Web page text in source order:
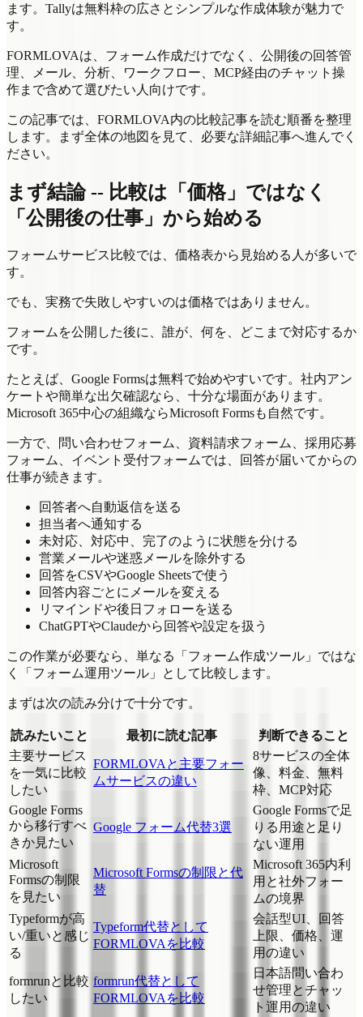
ます。Tallyは無料枠の広さとシンプルな作成体験が魅力で
す。
FORMLOVAは、フォーム作成だけでなく、公開後の回答管
理、メール、分析、ワークフロー、MCP経由のチャット操
作まで含めて選びたい人向けです。
この記事では、FORMLOVA内の比較記事を読む順番を整理
します。まず全体の地図を見て、必要な詳細記事へ進んでく
ださい。
まず結論 -- 比較は「価格」ではなく
「公開後の仕事」から始める
フォームサービス比較では、価格表から見始める人が多いで
す。
でも、実務で失敗しやすいのは価格ではありません。
フォームを公開した後に、誰が、何を、どこまで対応するか
です。
たとえば、Google Formsは無料で始めやすいです。社内アン
ケートや簡単な出欠確認なら、十分な場面があります。
Microsoft 365中心の組織ならMicrosoft Formsも自然です。
一方で、問い合わせフォーム、資料請求フォーム、採用応募
フォーム、イベント受付フォームでは、回答が届いてからの
仕事が続きます。
回答者へ自動返信を送る
担当者へ通知する
未対応、対応中、完了のように状態を分ける
営業メールや迷惑メールを除外する
回答をCSVやGoogle Sheetsで使う
回答内容ごとにメールを変える
リマインドや後日フォローを送る
ChatGPTやClaudeから回答や設定を扱う
この作業が必要なら、単なる「フォーム作成ツール」ではな
く「フォーム運用ツール」として比較します。
まずは次の読み分けで十分です。
読みたいこと 最初に読む記事
判断できること
主要サービス
を一気に比較
したい
FORMLOVAと主要フォー
ムサービスの違い
8サービスの全体
像、料金、無料
枠、MCP対応
Google Forms
から移行すべ
きか見たい
Google フォーム代替3選
Google Formsで足
りる用途と足り
ない運用
Microsoft
Formsの制限
を見たい
Microsoft Formsの制限と代
替
Microsoft 365内利
用と社外フォー
ムの境界
Typeformが高
い/重いと感じ
る
Typeform代替として
FORMLOVAを比較
会話型UI、回答
上限、価格、運
用の違い
formrunと比較
したい
formrun代替として
FORMLOVAを比較
日本語問い合わ
せ管理とチャッ
ト運用の違い